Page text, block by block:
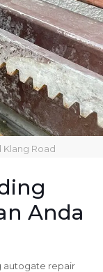
Road
Anda
autogate repair